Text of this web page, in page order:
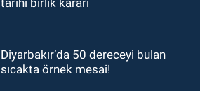
tarihi birlik kararı
Diyarbakır’da 50 dereceyi bulan
sıcakta örnek mesai!